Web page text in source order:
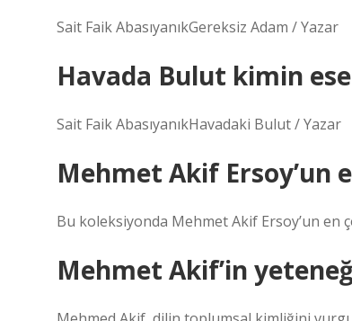
Sait Faik AbasıyanıkGereksiz Adam / Yazar
Havada Bulut kimin
Sait Faik AbasıyanıkHavadaki Bulut / Yazar
Mehmet Akif Ersoy’un
Bu koleksiyonda Mehmet Akif Ersoy’un en
Mehmet Akif’in